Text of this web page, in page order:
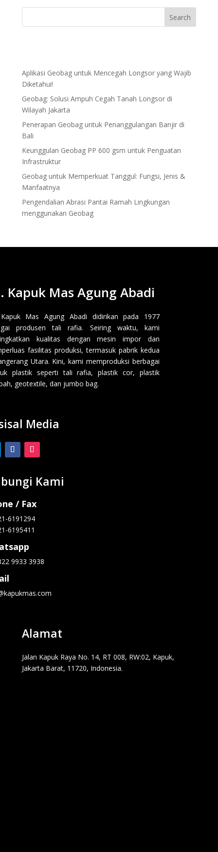
Aplikasi Geobag untuk Mencegah Longsor yang Wajib
Diketahui!
Geobag: Solusi Ampuh Cegah Tanah Longsor di
Wilayah Jakarta
Penerapan Geobag untuk Penanggulangan Banjir di
Bali
Keunggulan Geobag PP 600 gsm untuk Penguatan
Infrastruktur
Geobag untuk Memperkuat Tanggul: Fungsi, Jenis &
Manfaatnya
Pengendalian Abrasi Pantai Ramah Lingkungan
menggunakan Geobag
Kapuk Mas Agung Abadi
Mas Agung Abadi didirikan pada 1977
produsen tali rafia. Seiring waktu, kami
kualitas dengan mesin impor dan
fasilitas produksi, termasuk pabrik kedua
Utara. Kini, kami memproduksi berbagai
plastik seperti tali rafia, plastik cor, plastik
geotextile, dan jumbo bag.
Media
Kami
/ Fax
6191294
6195411
9933 3938
Alamat
Jalan Kapuk Raya No. 14, RT 008, RW:02, Kapuk,
Jakarta Barat, 11720, Indonesia.